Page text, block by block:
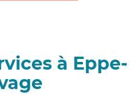
à Eppe-